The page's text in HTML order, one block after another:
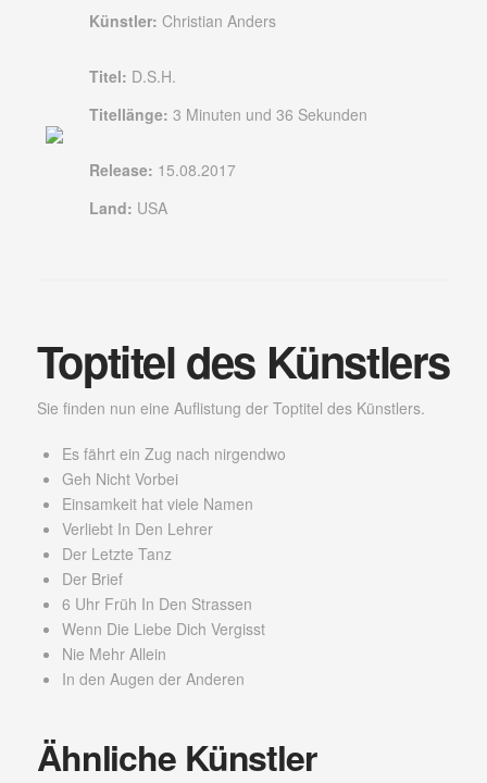
Künstler: Christian Anders
Titel: D.S.H.
Titellänge: 3 Minuten und 36 Sekunden
Release: 15.08.2017
Land: USA
Toptitel des Künstlers
Sie finden nun eine Auflistung der Toptitel des Künstlers.
Es fährt ein Zug nach nirgendwo
Geh Nicht Vorbei
Einsamkeit hat viele Namen
Verliebt In Den Lehrer
Der Letzte Tanz
Der Brief
6 Uhr Früh In Den Strassen
Wenn Die Liebe Dich Vergisst
Nie Mehr Allein
In den Augen der Anderen
Ähnliche Künstler